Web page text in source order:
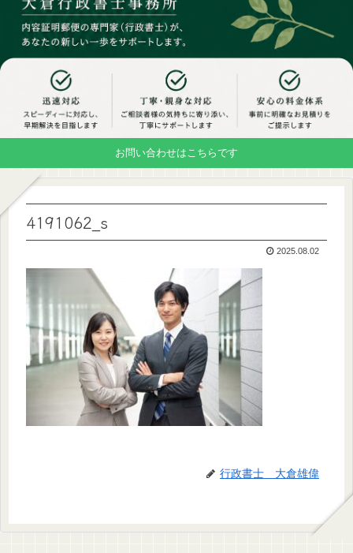
お問い合わせはこちらです
4191062_s
2025.08.02
行政書士 大倉雄偉